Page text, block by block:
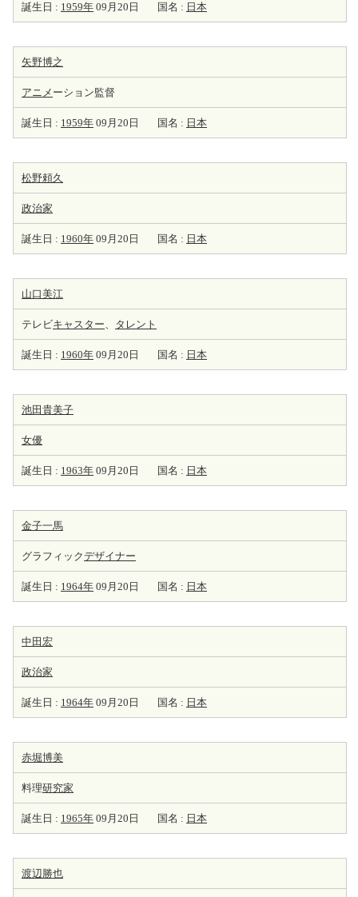
誕生日 : 1959年 09月20日 国名 : 日本
矢野博之
アニメ ーション監督
誕生日 : 1959年 09月20日 国名 : 日本
松野頼久
政治家
誕生日 : 1960年 09月20日 国名 : 日本
山口美江
テレビキャスター、 タレント
誕生日 : 1960年 09月20日 国名 : 日本
池田貴美子
女優
誕生日 : 1963年 09月20日 国名 : 日本
金子一馬
グラフィックデザイナー
誕生日 : 1964年 09月20日 国名 : 日本
中田宏
政治家
誕生日 : 1964年 09月20日 国名 : 日本
赤堀博美
料理研究家
誕生日 : 1965年 09月20日 国名 : 日本
渡辺勝也